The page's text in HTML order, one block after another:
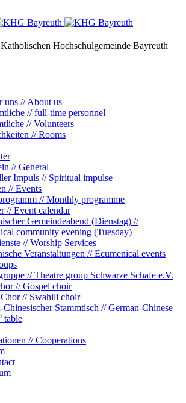
Hochschulgemeinde Bayreuth
uns // About us
// full-time personnel
// Volunteers
// Rooms
// General
Impuls // Spiritual impulse
// Events
// Monthly programme
// Event calendar
Gemeindeabend (Dienstag) //
community evening (Tuesday)
// Worship Services
Veranstaltungen // Ecumenical events
// Theatre group Schwarze Schafe e.V.
// Gospel choir
// Swahili choir
Chinesischer Stammtisch // German-Chinese
table
// Cooperations